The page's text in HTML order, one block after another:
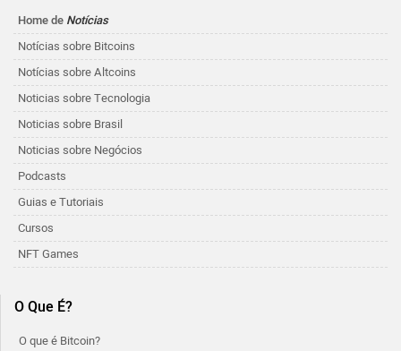
Home de Notícias
Notícias sobre Bitcoins
Notícias sobre Altcoins
Noticias sobre Tecnologia
Noticias sobre Brasil
Noticias sobre Negócios
Podcasts
Guias e Tutoriais
Cursos
NFT Games
O Que É?
O que é Bitcoin?